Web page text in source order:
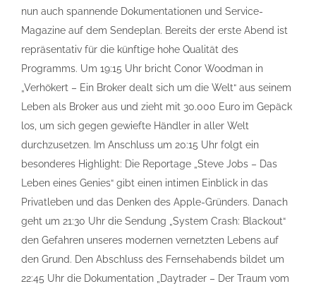
nun auch spannende Dokumentationen und Service-
Magazine auf dem Sendeplan. Bereits der erste Abend ist
repräsentativ für die künftige hohe Qualität des
Programms. Um 19:15 Uhr bricht Conor Woodman in
„Verhökert – Ein Broker dealt sich um die Welt“ aus seinem
Leben als Broker aus und zieht mit 30.000 Euro im Gepäck
los, um sich gegen gewiefte Händler in aller Welt
durchzusetzen. Im Anschluss um 20:15 Uhr folgt ein
besonderes Highlight: Die Reportage „Steve Jobs – Das
Leben eines Genies“ gibt einen intimen Einblick in das
Privatleben und das Denken des Apple-Gründers. Danach
geht um 21:30 Uhr die Sendung „System Crash: Blackout“
den Gefahren unseres modernen vernetzten Lebens auf
den Grund. Den Abschluss des Fernsehabends bildet um
22:45 Uhr die Dokumentation „Daytrader – Der Traum vom